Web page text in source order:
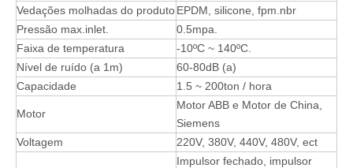
Vedações molhadas do produtoEPDM, silicone, fpm.nbr
Pressão max.inlet.
0.5mpa.
Faixa de temperatura
-10ºC ~ 140ºC.
Nível de ruído (a 1m)
60-80dB (a)
Capacidade
1.5 ~ 200ton / hora
Motor
Motor ABB e Motor de China,
Siemens
Voltagem
220V, 380V, 440V, 480V, ect
Impulsor fechado, impulsor